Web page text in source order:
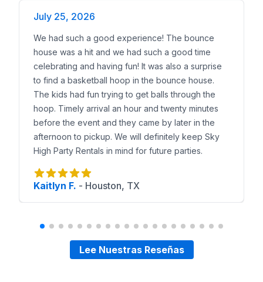
Brincolines en Crosby
Combos de Brincolines en Crosby
Cursos de Obstáculos en Crosby
Juegos Interactivos en Crosby
Rentas de Carpas en Crosby
Servicios de DJ en CrosbyÁreas cercanas que
July 25, 2026
We had such a good experience! The bounce
house was a hit and we had such a good time
celebrating and having fun! It was also a surprise
to find a basketball hoop in the bounce house.
The kids had fun trying to get balls through the
hoop. Timely arrival an hour and twenty minutes
before the event and they came by later in the
afternoon to pickup. We will definitely keep Sky
High Party Rentals in mind for future parties.
Kaitlyn F. - Houston, TX
Lee Nuestras Reseñas